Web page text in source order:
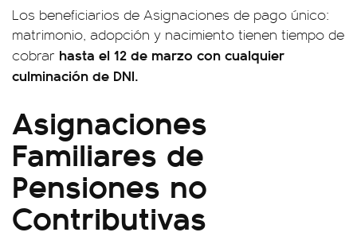
Los beneficiarios de Asignaciones de pago único:
matrimonio, adopción y nacimiento tienen tiempo de
cobrar hasta el 12 de marzo con cualquier
culminación de DNI.
Asignaciones
Familiares de
Pensiones no
Contributivas